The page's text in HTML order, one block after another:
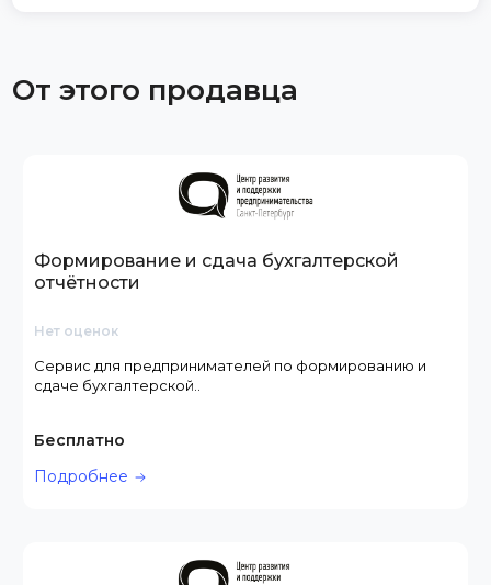
От этого продавца
Формирование и сдача бухгалтерской
отчётности
Нет оценок
Сервис для предпринимателей по формированию и
сдаче бухгалтерской..
Бесплатно
Подробнее